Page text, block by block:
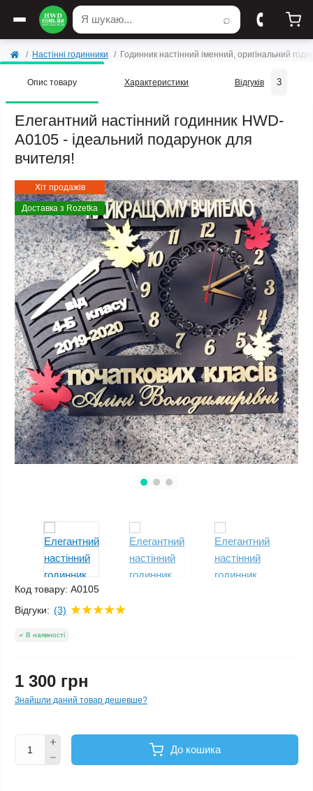
⌕
Настінні годинники Годинник настінний іменний, оригінальний
Опис товару Характеристики Відгуків 3
Елегантний настінний годинник HWD-
A0105 - ідеальний подарунок для
вчителя!
Хіт продажів
Доставка з Rozetka
Код товару: A0105
Відгуки: (3)
В наявності
1 300 грн
Знайшли даний товар дешевше?
До кошика